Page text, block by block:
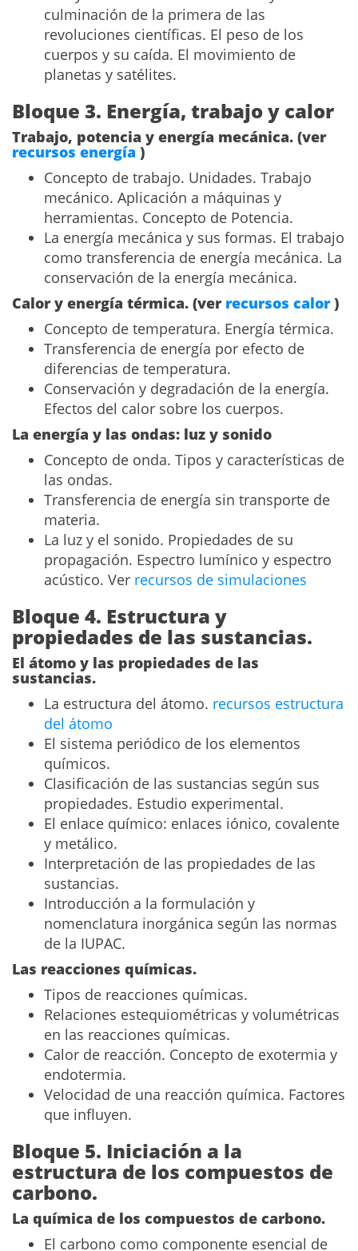
culminación de la primera de las
revoluciones científicas. El peso de los
cuerpos y su caída. El movimiento de
planetas y satélites.
Bloque 3. Energía, trabajo y calor
Trabajo, potencia y energía mecánica. (ver
recursos energía )
Concepto de trabajo. Unidades. Trabajo
mecánico. Aplicación a máquinas y
herramientas. Concepto de Potencia.
La energía mecánica y sus formas. El trabajo
como transferencia de energía mecánica. La
conservación de la energía mecánica.
Calor y energía térmica. (ver recursos calor)
Concepto de temperatura. Energía térmica.
Transferencia de energía por efecto de
diferencias de temperatura.
Conservación y degradación de la energía.
Efectos del calor sobre los cuerpos.
La energía y las ondas: luz y sonido
Concepto de onda. Tipos y características de
las ondas.
Transferencia de energía sin transporte de
materia.
La luz y el sonido. Propiedades de su
propagación. Espectro lumínico y espectro
acústico. Ver recursos de simulaciones
Bloque 4. Estructura y
propiedades de las sustancias.
El átomo y las propiedades de las
sustancias.
La estructura del átomo. recursos estructura
del átomo
El sistema periódico de los elementos
químicos.
Clasificación de las sustancias según sus
propiedades. Estudio experimental.
El enlace químico: enlaces iónico, covalente
y metálico.
Interpretación de las propiedades de las
sustancias.
Introducción a la formulación y
nomenclatura inorgánica según las normas
de la IUPAC.
Las reacciones químicas.
Tipos de reacciones químicas.
Relaciones estequiométricas y volumétricas
en las reacciones químicas.
Calor de reacción. Concepto de exotermia y
endotermia.
Velocidad de una reacción química. Factores
que influyen.
Bloque 5. Iniciación a la
estructura de los compuestos de
carbono.
La química de los compuestos de carbono.
El carbono como componente esencial de